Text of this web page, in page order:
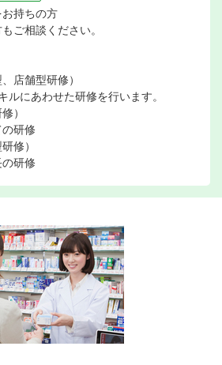
持ちの方
ご相談ください。
店舗型研修）
ルにあわせた研修を行います。
）
の研修
修）
の研修